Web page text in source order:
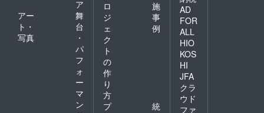
ア
アー
ト・
写真
舞
台
・
パ
フ
ォ
ー
マ
ン
ロ
ジ
ェ
ク
ト
の
作
り
方
施
事
例
プ
統
AD
FOR
ALL
HIO
KOS
HI
JFA
クラ
ウド
ファ